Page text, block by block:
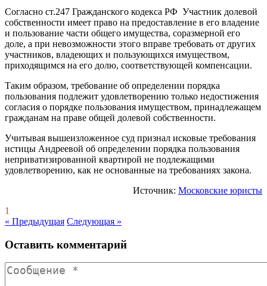
Согласно ст.247 Гражданского кодекса РФ Участник долевой
собственности имеет право на предоставление в его владение
и пользование части общего имущества, соразмерной его
доле, а при невозможности этого вправе требовать от других
участников, владеющих и пользующихся имуществом,
приходящимся на его долю, соответствующей компенсации.
Таким образом, требование об определении порядка
пользования подлежит удовлетворению только недостижения
согласия о порядке пользования имуществом, принадлежащем
гражданам на праве общей долевой собственности.
Учитывая вышеизложенное суд признал исковые требования
истицы Андреевой об определении порядка пользования
неприватизированной квартирой не подлежащими
удовлетворению, как не основанные на требованиях закона.
Источник: Московские юристы
1
« Предыдущая Следующая »
Оставить комментарий